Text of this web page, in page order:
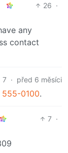
26 ·
any
contact
7 · před 6 měsíci
555-0100.
7 ·